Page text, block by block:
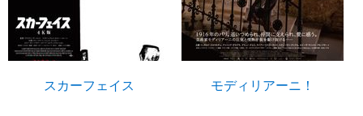
スカーフェイス モディリアーニ！